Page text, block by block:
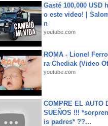
Gasté 100,000 USD
o este video! |
n
youtube.com
ROMA - Lionel
ra Chediak (Video
youtube.com
COMPRE EL AUTO
SUEÑOS !!!
is padres* ??...